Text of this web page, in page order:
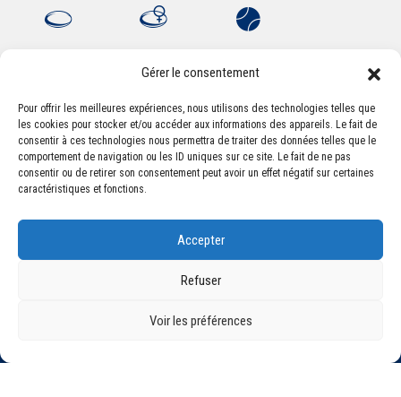
Gérer le consentement
Pour offrir les meilleures expériences, nous utilisons des technologies telles que
les cookies pour stocker et/ou accéder aux informations des appareils. Le fait de
consentir à ces technologies nous permettra de traiter des données telles que le
comportement de navigation ou les ID uniques sur ce site. Le fait de ne pas
consentir ou de retirer son consentement peut avoir un effet négatif sur certaines
caractéristiques et fonctions.
Accepter
Refuser
Voir les préférences
Association Sportive Montferrandaise
84, boulevard Léon Jouhaux
CS 80221 - 63021 Clermont-Ferrand Cedex 2
accueil@asm-omnisports.com